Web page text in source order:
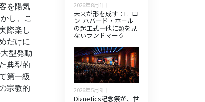
を陽気
し、こ
際楽し
だけに
型発動
典型的
第一級
宗教的
2026年8月1日
未来が形を成す：L. ロ
ン ハバード・ホール
の起工式—他に類を見
ないランドマーク
2026年5月9日
Dianetics記念祭が、世